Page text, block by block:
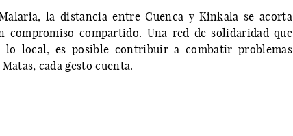
la distancia entre Cuenca y Kinkala se acorta
compromiso compartido. Una red de solidaridad que
lo local, es posible contribuir a combatir problemas
cada gesto cuenta.